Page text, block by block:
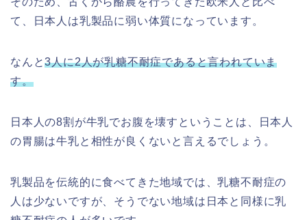
て、日本人は乳製品に弱い体質になっています。
なんと3人に2人が乳糖不耐症であると言われていま
す。
日本人の8割が牛乳でお腹を壊すということは、日本人
の胃腸は牛乳と相性が良くないと言えるでしょう。
乳製品を伝統的に食べてきた地域では、乳糖不耐症の
人は少ないですが、そうでない地域は日本と同様に乳